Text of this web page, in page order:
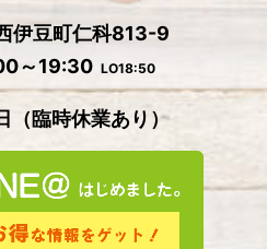
年6月(4)
年5月(4)
年4月 (2)
年3月(5)
年2月(3)
伊豆町仁科813-9
～19:30 LO18:50
（臨時休業あり）